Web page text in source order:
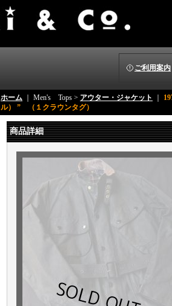
ご利用案内
ホーム ｜ Men's Tops > アウター・ジャケット
ル） ” （１クラウンタグ）
商品詳細